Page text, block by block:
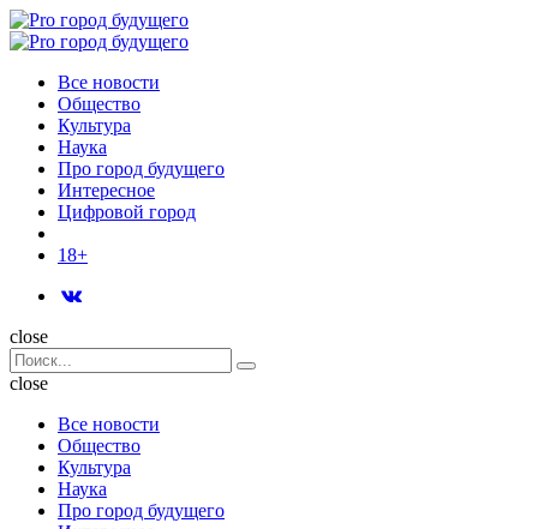
Menu
Поиск
Menu
Pro
Все новости
Общество
Культура
Наука
Про город будущего
Интересное
Цифровой город
18+
Поиск
close
Search
for:
Поиск
close
Все новости
Общество
Культура
Наука
Про город будущего